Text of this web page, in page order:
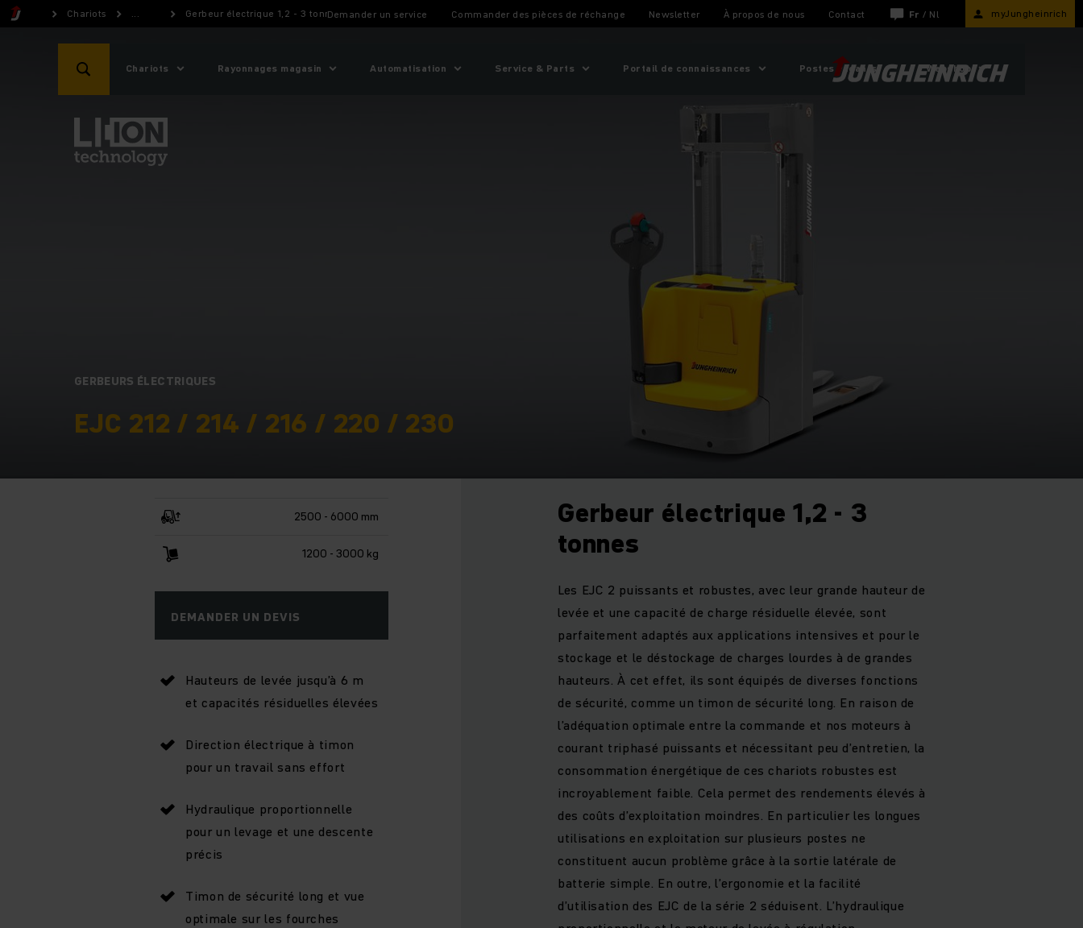
Chariots ... Gerbeur électrique 1,2 - 3 tonnesDemander un service Commander des pièces de réchange Newsletter À propos de nous Contact Fr / Nl myJungheinrich
Chariots Rayonnages magasin Automatisation Service & Parts Portail de connaissances Postes vacants Webshop
GERBEURS ÉLECTRIQUES
EJC 212 / 214 / 216 / 220 / 230
2500 - 6000 mm
1200 - 3000 kg
DEMANDER UN DEVIS
Hauteurs de levée jusqu’à 6 m
et capacités résiduelles élevées
Direction électrique à timon
pour un travail sans effort
Hydraulique proportionnelle
pour un levage et une descente
précis
Timon de sécurité long et vue
optimale sur les fourches
Gerbeur électrique 1,2 - 3
tonnes
Les EJC 2 puissants et robustes, avec leur grande hauteur de
levée et une capacité de charge résiduelle élevée, sont
parfaitement adaptés aux applications intensives et pour le
stockage et le déstockage de charges lourdes à de grandes
hauteurs. À cet effet, ils sont équipés de diverses fonctions
de sécurité, comme un timon de sécurité long. En raison de
l’adéquation optimale entre la commande et nos moteurs à
courant triphasé puissants et nécessitant peu d’entretien, la
consommation énergétique de ces chariots robustes est
incroyablement faible. Cela permet des rendements élevés à
des coûts d’exploitation moindres. En particulier les longues
utilisations en exploitation sur plusieurs postes ne
constituent aucun problème grâce à la sortie latérale de
batterie simple. En outre, l’ergonomie et la facilité
d’utilisation des EJC de la série 2 séduisent. L’hydraulique